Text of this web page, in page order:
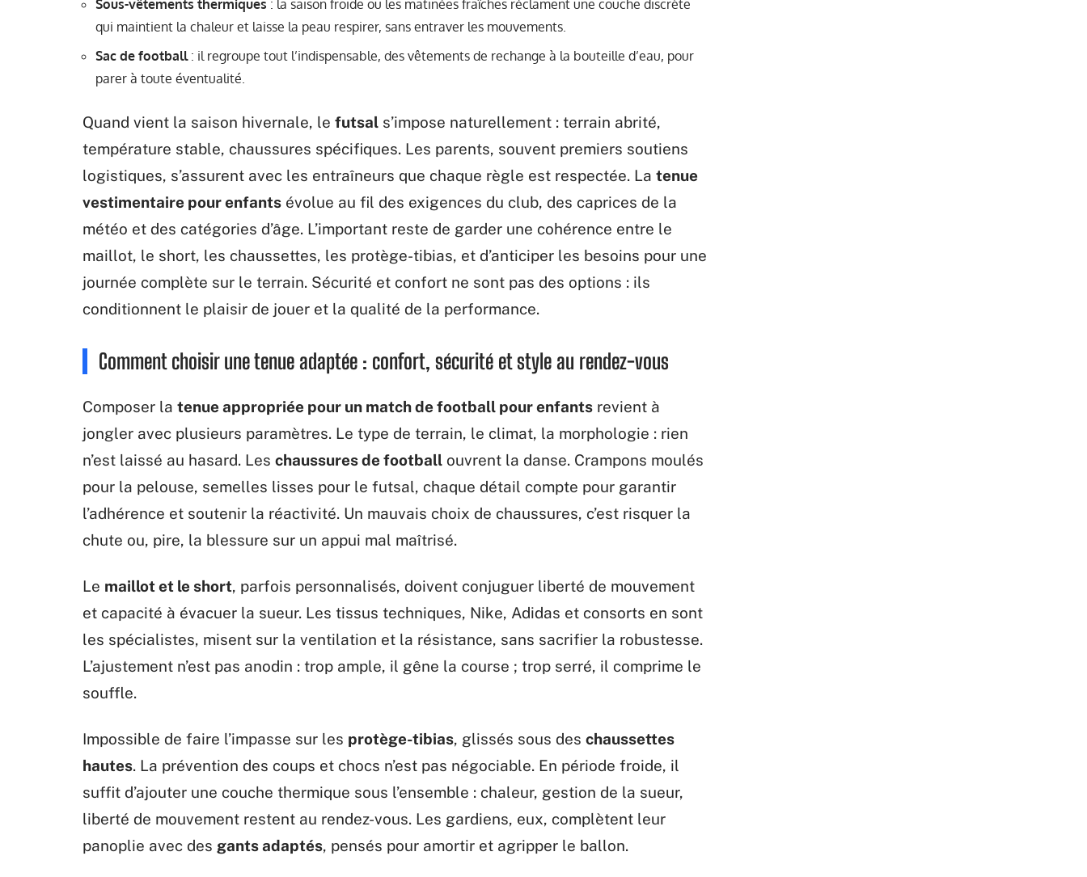
Sous-vêtements thermiques : la saison froide ou les matinées fraîches réclament une couche discrète
qui maintient la chaleur et laisse la peau respirer, sans entraver les mouvements.
Sac de football: il regroupe tout l’indispensable, des vêtements de rechange à la bouteille d’eau, pour
parer à toute éventualité.
Quand vient la saison hivernale, le futsal s’impose naturellement : terrain abrité,
température stable, chaussures spécifiques. Les parents, souvent premiers soutiens
logistiques, s’assurent avec les entraîneurs que chaque règle est respectée. La tenue
vestimentaire pour enfants évolue au fil des exigences du club, des caprices de la
météo et des catégories d’âge. L’important reste de garder une cohérence entre le
maillot, le short, les chaussettes, les protège-tibias, et d’anticiper les besoins pour une
journée complète sur le terrain. Sécurité et confort ne sont pas des options : ils
conditionnent le plaisir de jouer et la qualité de la performance.
Comment choisir une tenue adaptée : confort, sécurité et style au rendez-vous
Composer la tenue appropriée pour un match de football pour enfants revient à
jongler avec plusieurs paramètres. Le type de terrain, le climat, la morphologie : rien
n’est laissé au hasard. Les chaussures de football ouvrent la danse. Crampons moulés
pour la pelouse, semelles lisses pour le futsal, chaque détail compte pour garantir
l’adhérence et soutenir la réactivité. Un mauvais choix de chaussures, c’est risquer la
chute ou, pire, la blessure sur un appui mal maîtrisé.
Le maillot et le short, parfois personnalisés, doivent conjuguer liberté de mouvement
et capacité à évacuer la sueur. Les tissus techniques, Nike, Adidas et consorts en sont
les spécialistes, misent sur la ventilation et la résistance, sans sacrifier la robustesse.
L’ajustement n’est pas anodin : trop ample, il gêne la course ; trop serré, il comprime le
souffle.
Impossible de faire l’impasse sur les protège-tibias, glissés sous des chaussettes
hautes. La prévention des coups et chocs n’est pas négociable. En période froide, il
suffit d’ajouter une couche thermique sous l’ensemble : chaleur, gestion de la sueur,
liberté de mouvement restent au rendez-vous. Les gardiens, eux, complètent leur
panoplie avec des gants adaptés, pensés pour amortir et agripper le ballon.